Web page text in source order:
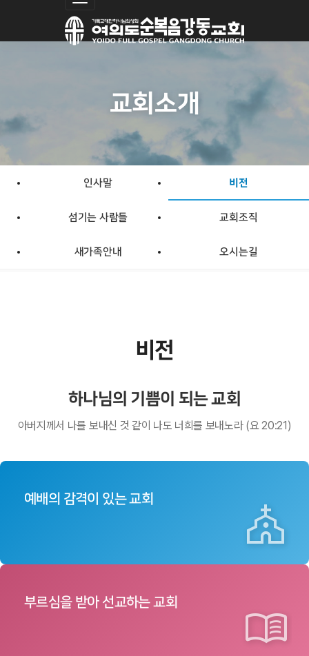
교회소개
인사말 비전
섬기는 사람들 교회조직
새가족안내 오시는길
비전
하나님의 기쁨이 되는 교회
아버지께서 나를 보내신 것 같이 나도 너희를 보내노라 (요 20:21)
church
예배의 감격이 있는 교회
menu_book
부르심을 받아선교하는 교회